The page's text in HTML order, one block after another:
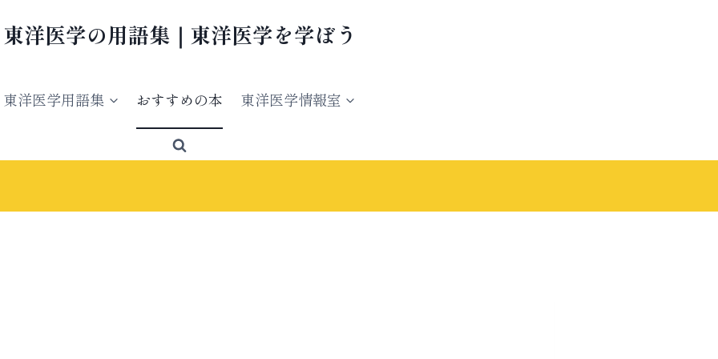
東洋医学の用語集｜東洋医学を学ぼう
東洋医学用語集 おすすめの本 東洋医学情報室